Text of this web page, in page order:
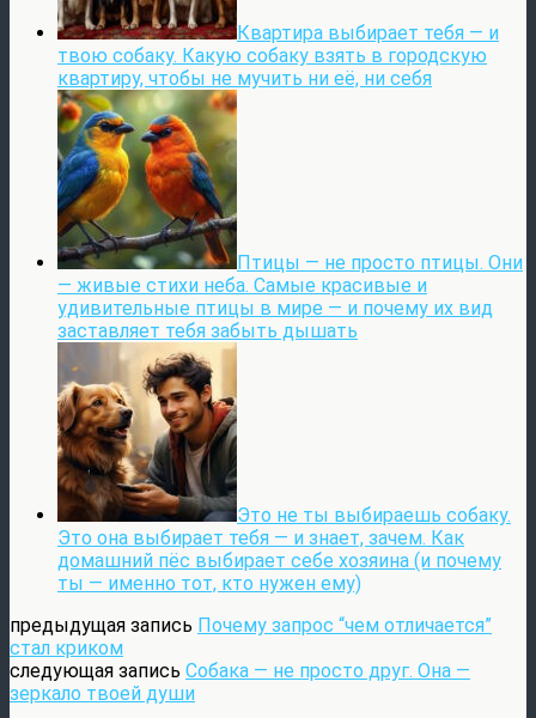
Квартира выбирает тебя — и
твою собаку. Какую собаку взять в городскую
квартиру, чтобы не мучить ни её, ни себя
Птицы — не просто птицы. Они
— живые стихи неба. Самые красивые и
удивительные птицы в мире — и почему их вид
заставляет тебя забыть дышать
Это не ты выбираешь собаку.
Это она выбирает тебя — и знает, зачем. Как
домашний пёс выбирает себе хозяина (и почему
ты — именно тот, кто нужен ему)
предыдущая запись Почему запрос “чем отличается”
стал криком
следующая запись Собака — не просто друг. Она —
зеркало твоей души